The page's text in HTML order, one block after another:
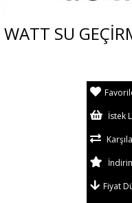
SU
İstek
Fiyat